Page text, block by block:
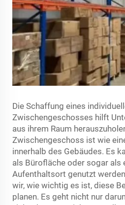
Die Schaffung eines
Zwischengeschosses hilft
aus ihrem Raum
Zwischengeschoss ist wie
innerhalb des Gebäudes. Es
als Bürofläche oder sogar als
Aufenthaltsort genutzt
wir, wie wichtig es ist, diese
planen. Es geht nicht nur